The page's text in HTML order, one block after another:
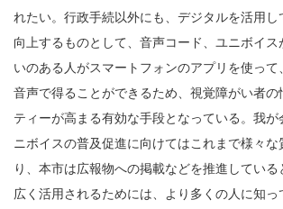
れたい。行政手続以外にも、デジタルを活用し
向上するものとして、音声コード、ユニボイ
いのある人がスマートフォンのアプリを使って
音声で得ることができるため、視覚障がい者の
ティーが高まる有効な手段となっている。我
ニボイスの普及促進に向けてはこれまで様々な
り、本市は広報物への掲載などを推進してい
広く活用されるためには、より多くの人に知っ